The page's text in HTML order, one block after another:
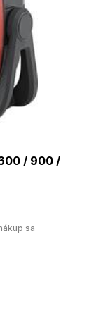
/ 900 /
sa